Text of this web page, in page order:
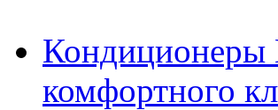
Кондиционеры
комфортного